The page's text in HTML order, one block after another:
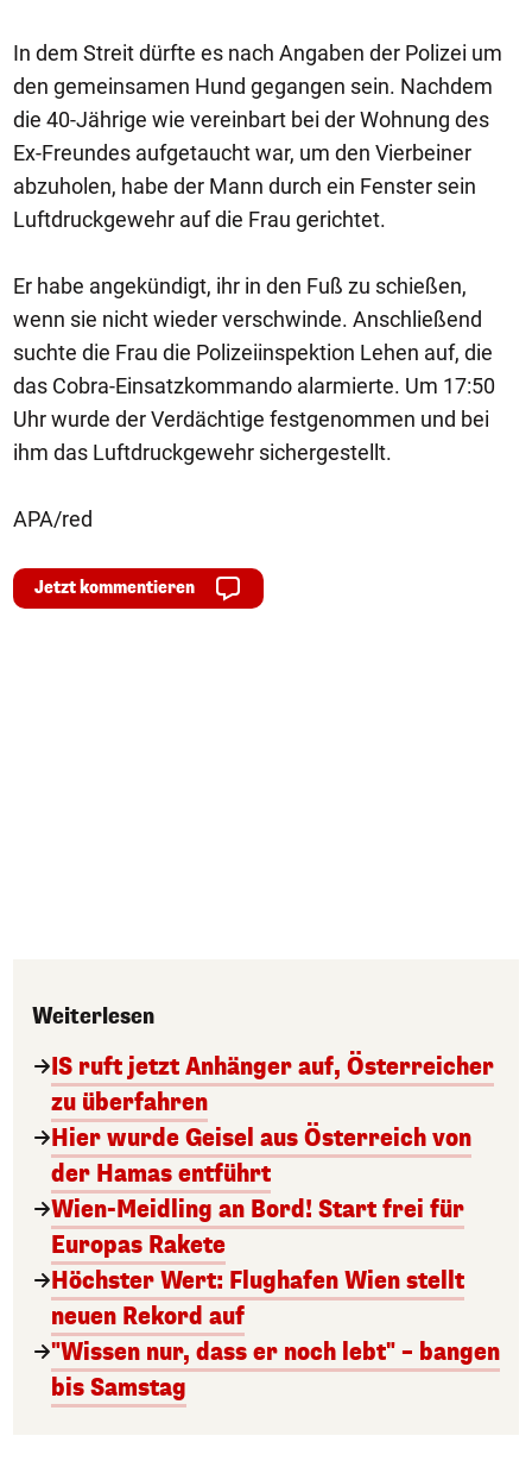
In dem Streit dürfte es nach Angaben der Polizei um
den gemeinsamen Hund gegangen sein. Nachdem
die 40-Jährige wie vereinbart bei der Wohnung des
Ex-Freundes aufgetaucht war, um den Vierbeiner
abzuholen, habe der Mann durch ein Fenster sein
Luftdruckgewehr auf die Frau gerichtet.
Er habe angekündigt, ihr in den Fuß zu schießen,
wenn sie nicht wieder verschwinde. Anschließend
suchte die Frau die Polizeiinspektion Lehen auf, die
das Cobra-Einsatzkommando alarmierte. Um 17:50
Uhr wurde der Verdächtige festgenommen und bei
ihm das Luftdruckgewehr sichergestellt.
APA/red
Jetzt kommentieren
Weiterlesen
IS ruft jetzt Anhänger auf, Österreicher
zu überfahren
Hier wurde Geisel aus Österreich von
der Hamas entführt
Wien-Meidling an Bord! Start frei für
Europas Rakete
Höchster Wert: Flughafen Wien stellt
neuen Rekord auf
"Wissen nur, dass er noch lebt" – bangen
bis Samstag